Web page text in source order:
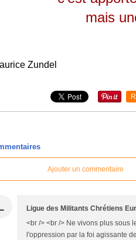
mais
Zundel
Ajouter un commentaire
Ligue des Militants Chrétiens
<br /> <br /> Ne vivons plus sous
l'oppression par la foi agissante